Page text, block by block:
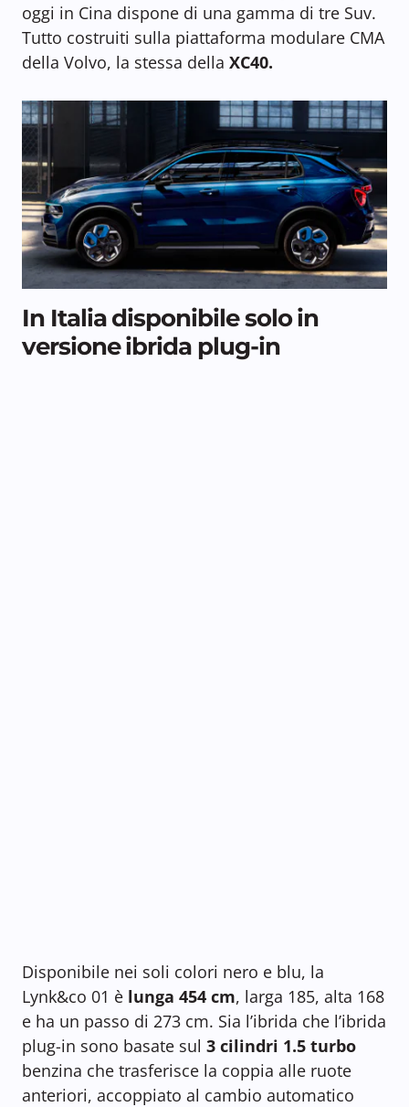
oggi in Cina dispone di una gamma di tre Suv.
Tutto costruiti sulla piattaforma modulare CMA
della Volvo, la stessa della XC40.
In Italia disponibile solo in
versione ibrida plug-in
Disponibile nei soli colori nero e blu, la
Lynk&co 01 è lunga 454 cm, larga 185, alta 168
e ha un passo di 273 cm. Sia l’ibrida che l’ibrida
plug-in sono basate sul 3 cilindri 1.5 turbo
benzina che trasferisce la coppia alle ruote
anteriori, accoppiato al cambio automatico